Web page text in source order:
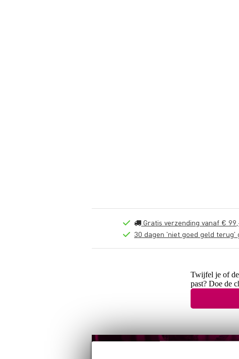
Gratis verzending vanaf €
30 dagen 'niet goed geld terug'
Twijfel je of de
past? Doe de